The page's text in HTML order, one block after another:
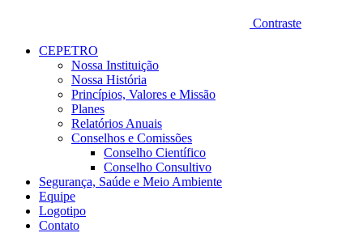
Contraste
CEPETRO
Nossa Instituição
Nossa História
Princípios, Valores e Missão
Planes
Relatórios Anuais
Conselhos e Comissões
Conselho Científico
Conselho Consultivo
Segurança, Saúde e Meio Ambiente
Equipe
Logotipo
Contato